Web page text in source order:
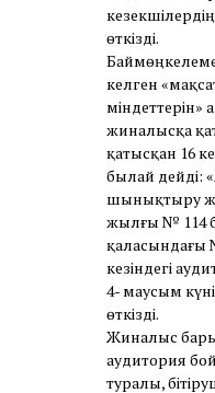
өткізді.
келген
міндеттерін»
жиналысқа
қатысқан 16
былай дейді:
шынықтыру
жылғы № 114
қаласындағы
кезіндегі
4- маусым
өткізді.
Жиналыс
аудитория
туралы,